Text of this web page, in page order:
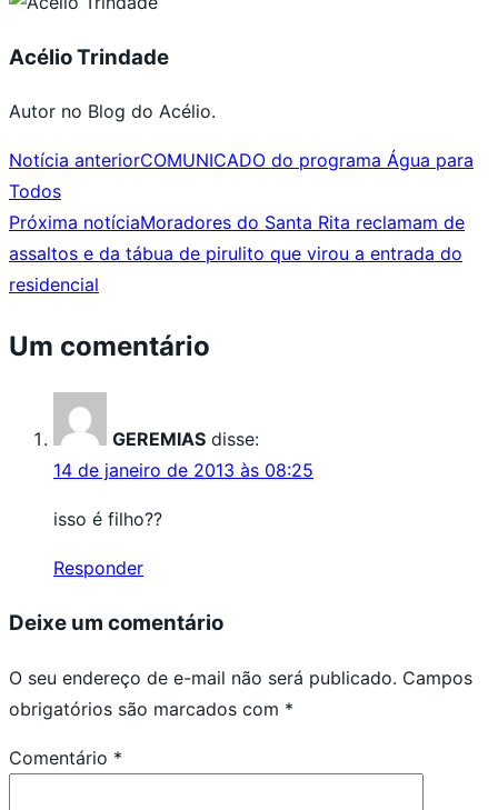
Acélio Trindade
Autor no Blog do Acélio.
Notícia anteriorCOMUNICADO do programa Água para
Todos
Próxima notíciaMoradores do Santa Rita reclamam de
assaltos e da tábua de pirulito que virou a entrada do
residencial
Um comentário
GEREMIAS disse:
14 de janeiro de 2013 às 08:25
isso é filho??
Responder
Deixe um comentário
O seu endereço de e-mail não será publicado. Campos
obrigatórios são marcados com *
Comentário *